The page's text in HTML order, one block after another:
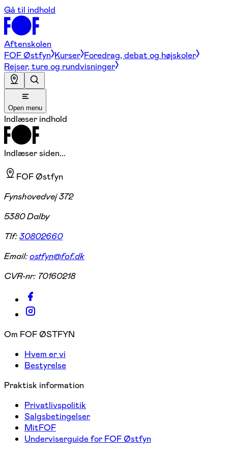
Gå til indhold
Aftenskolen
FOF Østfyn Kurser Foredrag, debat og højskoler
Rejser, ture og rundvisninger
Open menu
Indlæser indhold
Indlæser siden...
FOF Østfyn
Fynshovedvej 372
5380 Dalby
Tlf:30802660
Email:ostfyn@fof.dk
CVR-nr: 70160218
Om FOF ØSTFYN
Hvem er vi
Bestyrelse
Praktisk information
Privatlivspolitik
Salgsbetingelser
MitFOF
Underviserguide for FOF Østfyn